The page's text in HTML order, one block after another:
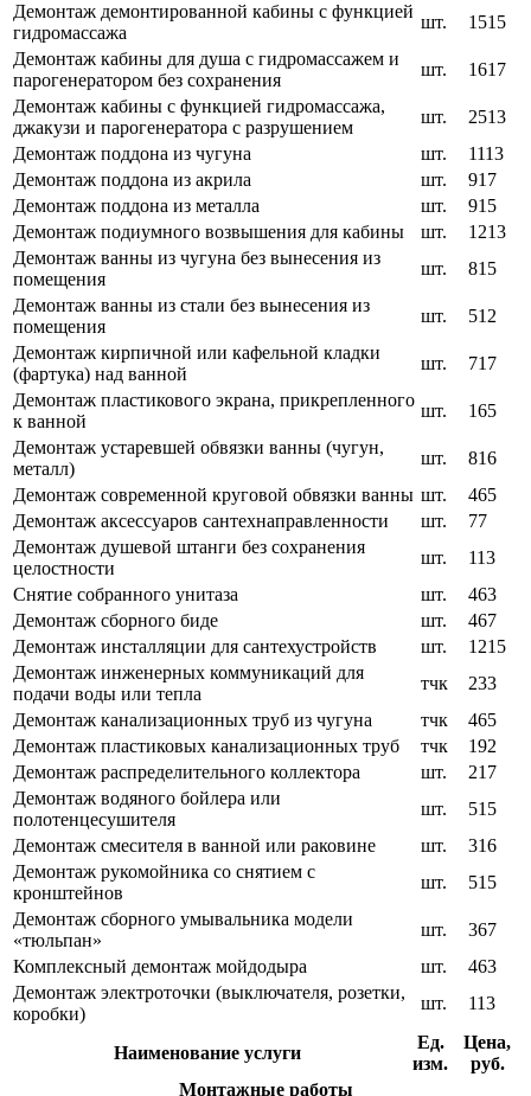
Демонтаж демонтированной кабины с функцией
гидромассажа
шт.
1515
Демонтаж кабины для душа с гидромассажем и
парогенератором без сохранения
шт.
1617
Демонтаж кабины с функцией гидромассажа,
джакузи и парогенератора с разрушением
шт.
2513
Демонтаж поддона из чугуна
шт.
1113
Демонтаж поддона из акрила
шт.
917
Демонтаж поддона из металла
шт.
915
Демонтаж подиумного возвышения для кабины
шт.
1213
Демонтаж ванны из чугуна без вынесения из
помещения
шт.
815
Демонтаж ванны из стали без вынесения из
помещения
шт.
512
Демонтаж кирпичной или кафельной кладки
(фартука) над ванной
шт.
717
Демонтаж пластикового экрана, прикрепленного
к ванной
шт.
165
Демонтаж устаревшей обвязки ванны (чугун,
металл)
шт.
816
Демонтаж современной круговой обвязки ванны шт.
465
Демонтаж аксессуаров сантехнаправленности
шт.
77
Демонтаж душевой штанги без сохранения
целостности
шт.
113
Снятие собранного унитаза
шт.
463
Демонтаж сборного биде
шт.
467
Демонтаж инсталляции для сантехустройств
шт.
1215
Демонтаж инженерных коммуникаций для
подачи воды или тепла
тчк
233
Демонтаж канализационных труб из чугуна
тчк
465
Демонтаж пластиковых канализационных труб
тчк
192
Демонтаж распределительного коллектора
шт.
217
Демонтаж водяного бойлера или
полотенцесушителя
шт.
515
Демонтаж смесителя в ванной или раковине
шт.
316
Демонтаж рукомойника со снятием с
кронштейнов
шт.
515
Демонтаж сборного умывальника модели
«тюльпан»
шт.
367
Комплексный демонтаж мойдодыра
шт.
463
Демонтаж электроточки (выключателя, розетки,
коробки)
шт. 113
Наименование услуги
Ед.
изм.
Цена,
руб.
Монтажные работы